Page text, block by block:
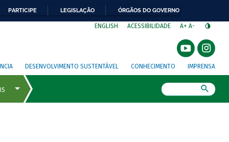
PARTICIPE LEGISLAÇÃO ÓRGÃOS DO GOVERNO
ENGLISH ACESSIBILIDADE A+ A-
DESENVOLVIMENTO SUSTENTÁVEL CONHECIMENTO IMPRENSA